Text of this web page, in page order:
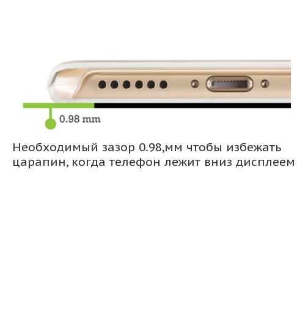
Необходимый зазор 0.98,мм чтобы избежать
царапин, когда телефон лежит вниз дисплеем